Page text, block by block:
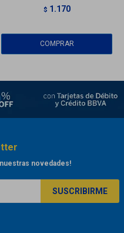
$ 1.170
novedades!
SUSCRIBIRME